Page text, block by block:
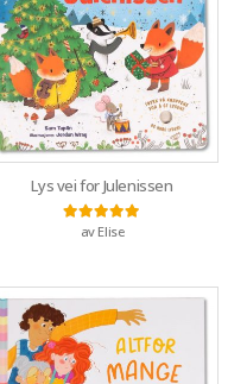
Lys vei for Julenissen
Vurdert5
av Elise